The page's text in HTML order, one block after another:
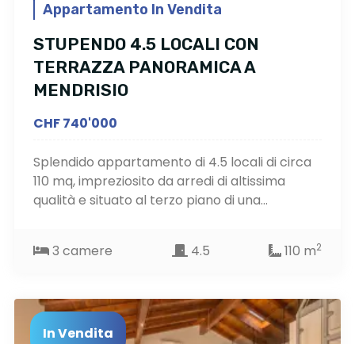
Appartamento In Vendita
STUPENDO 4.5 LOCALI CON
TERRAZZA PANORAMICA A
MENDRISIO
CHF 740'000
Splendido appartamento di 4.5 locali di circa
110 mq, impreziosito da arredi di altissima
qualità e situato al terzo piano di una...
3 camere 4.5 110 m2
In Vendita